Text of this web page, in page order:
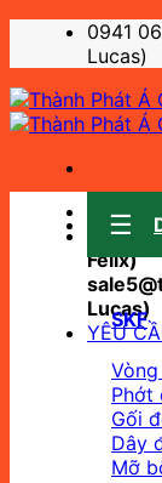
dung
0941
Lucas)
Sale
Felix)
Lucas)
YÊU
SKF
Phớt
Gối
Dây
Mỡ